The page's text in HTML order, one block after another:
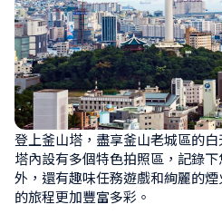
登上釜山塔，盡享釜山老城區的白
塔內設有多個特色拍照區，記錄
外，還有趣味任務遊戲和絢麗的
的旅程更加豐富多彩。